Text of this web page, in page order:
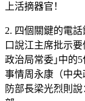
上活摘器官！
2. 四個關鍵的電
口說江主席批示
政治局常委｣中的
事情周永康（中
防部長梁光烈則